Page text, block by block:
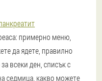
примерно меню,
да ядете, правилно
всеки ден, списък с
седмица, какво можете